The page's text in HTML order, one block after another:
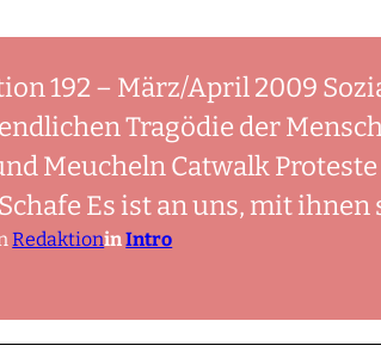
192 – März/April 2009
Tragödie der
Meucheln Catwalk
Es ist an uns, mit
RedaktioninIntro